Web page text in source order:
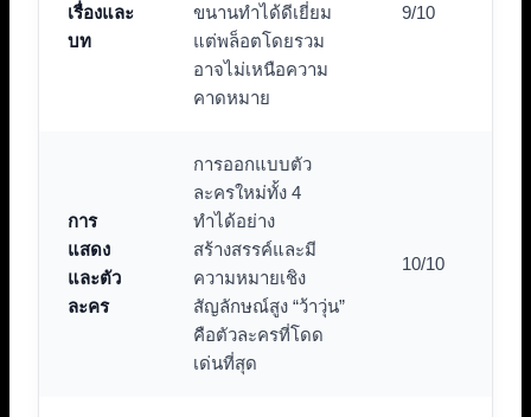
เรื่องและ
บท
ขนานทำได้ดีเยี่ยม
แต่พล็อตโดยรวม
อาจไม่เหนือความ
คาดหมาย
9/10
การ
แสดง
และตัว
ละคร
การออกแบบตัว
ละครใหม่ทั้ง 4
ทำได้อย่าง
สร้างสรรค์และมี
ความหมายเชิง
สัญลักษณ์สูง “ว้าวุ่น”
คือตัวละครที่โดด
เด่นที่สุด
10/10